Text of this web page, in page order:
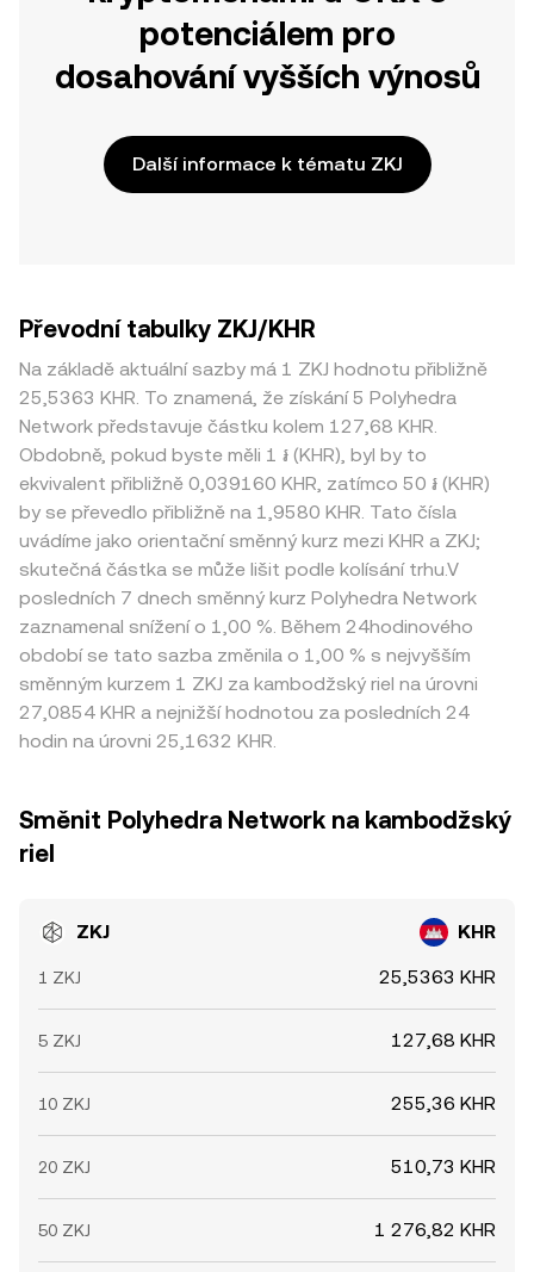
potenciálem pro
dosahování vyšších výnosů
Další informace k tématu ZKJ
Převodní tabulky ZKJ/KHR
Na základě aktuální sazby má 1 ZKJ hodnotu přibližně
25,5363 KHR. To znamená, že získání 5 Polyhedra
Network představuje částku kolem 127,68 KHR.
Obdobně, pokud byste měli 1 ៛ (KHR), byl by to
ekvivalent přibližně 0,039160 KHR, zatímco 50 ៛ (KHR)
by se převedlo přibližně na 1,9580 KHR. Tato čísla
uvádíme jako orientační směnný kurz mezi KHR a ZKJ;
skutečná částka se může lišit podle kolísání trhu.V
posledních 7 dnech směnný kurz Polyhedra Network
zaznamenal snížení o 1,00 %. Během 24hodinového
období se tato sazba změnila o 1,00 % s nejvyšším
směnným kurzem 1 ZKJ za kambodžský riel na úrovni
27,0854 KHR a nejnižší hodnotou za posledních 24
hodin na úrovni 25,1632 KHR.
Směnit Polyhedra Network na kambodžský
riel
ZKJ KHR
1 ZKJ 25,5363 KHR
5 ZKJ 127,68 KHR
10 ZKJ 255,36 KHR
20 ZKJ 510,73 KHR
50 ZKJ 1 276,82 KHR